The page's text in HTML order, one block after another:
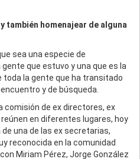
también homenajear de alguna
sea una especie de
que estuvo y una que es la
toda la gente que ha transitado
y de búsqueda.
comisión de ex directores, ex
en diferentes lugares, hoy
una de las ex secretarias,
reconocida en la comunidad
Miriam Pérez, Jorge González